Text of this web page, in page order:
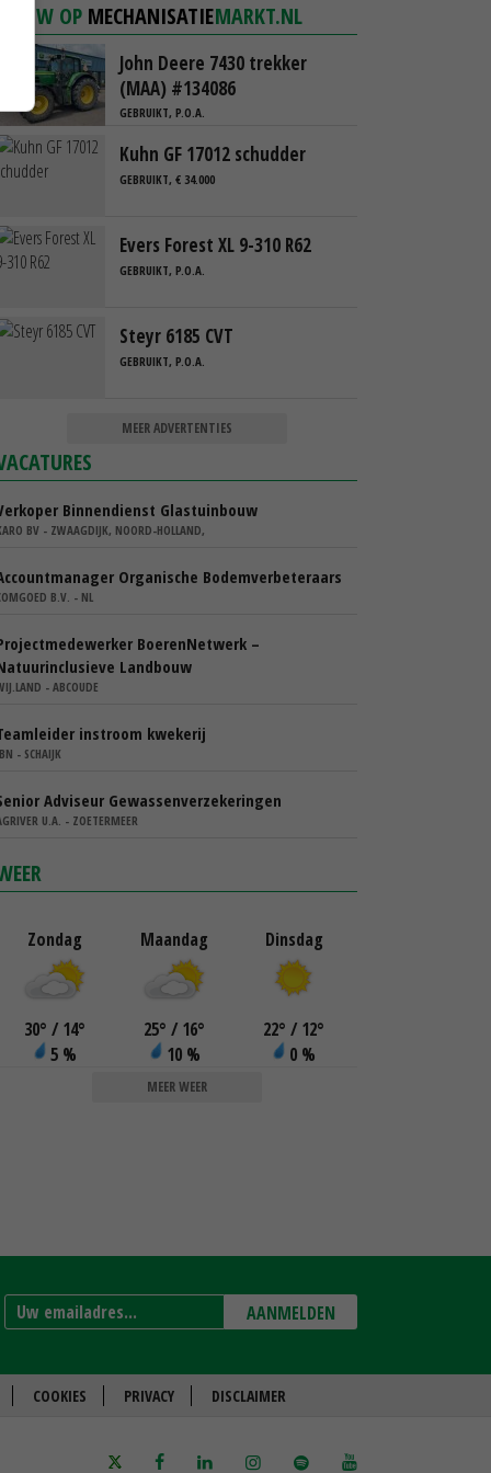
NIEUW OP MECHANISATIEMARKT.NL
John Deere 7430 trekker
(MAA) #134086
GEBRUIKT, P.O.A.
Kuhn GF 17012 schudder
GEBRUIKT, € 34.000
Evers Forest XL 9-310 R62
GEBRUIKT, P.O.A.
Steyr 6185 CVT
GEBRUIKT, P.O.A.
MEER ADVERTENTIES
Binnendienst Glastuinbouw
BV - ZWAAGDIJK, NOORD-HOLLAND,
Organische Bodemverbeteraars
B.V. - NL
BoerenNetwerk –
Landbouw
- ABCOUDE
instroom kwekerij
- SCHAIJK
Adviseur Gewassenverzekeringen
U.A. - ZOETERMEER
Zondag
30° / 14°
5 %
Maandag
25° / 16°
10 %
Dinsdag
22° / 12°
0 %
MEER WEER
AANMELDEN
COOKIES PRIVACY DISCLAIMER